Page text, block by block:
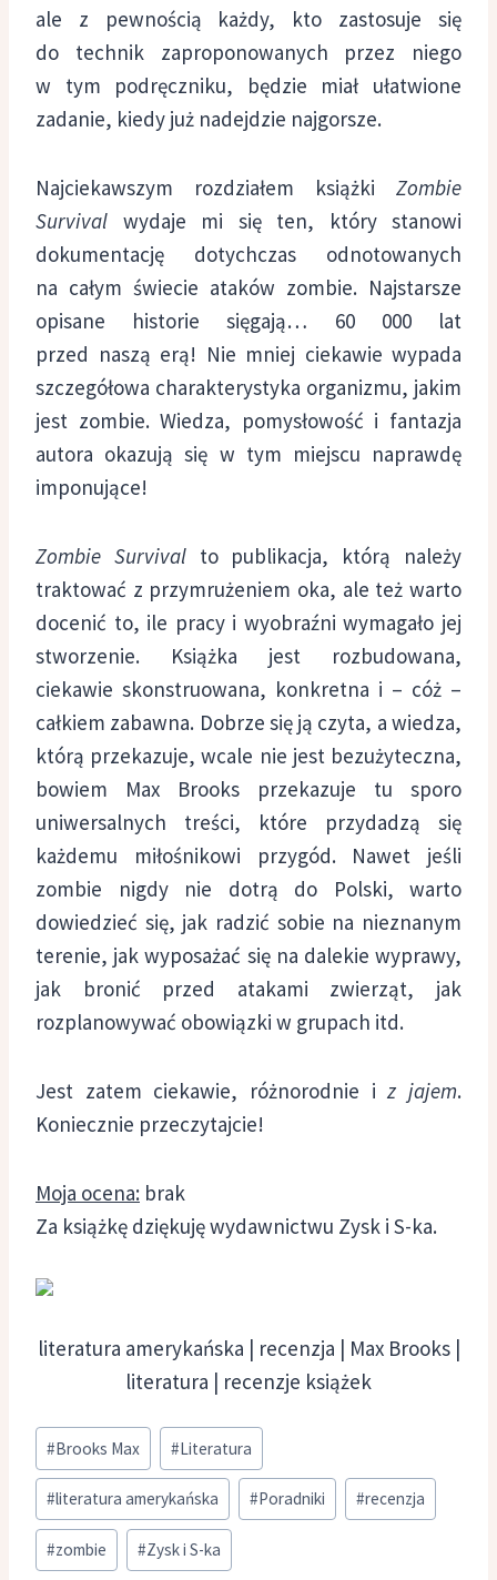
ale z pewnością każdy, kto zastosuje się
do technik zaproponowanych przez niego
w tym podręczniku, będzie miał ułatwione
zadanie, kiedy już nadejdzie najgorsze.
Najciekawszym rozdziałem książki Zombie
Survival wydaje mi się ten, który stanowi
dokumentację dotychczas odnotowanych
na całym świecie ataków zombie. Najstarsze
opisane historie sięgają… 60 000 lat
przed naszą erą! Nie mniej ciekawie wypada
szczegółowa charakterystyka organizmu, jakim
jest zombie. Wiedza, pomysłowość i fantazja
autora okazują się w tym miejscu naprawdę
imponujące!
Zombie Survivalto publikacja, którą należy
traktować z przymrużeniem oka, ale też warto
docenić to, ile pracy i wyobraźni wymagało jej
stworzenie. Książka jest rozbudowana,
ciekawie skonstruowana, konkretna i – cóż –
całkiem zabawna. Dobrze się ją czyta, a wiedza,
którą przekazuje, wcale nie jest bezużyteczna,
bowiem Max Brooks przekazuje tu sporo
uniwersalnych treści, które przydadzą się
każdemu miłośnikowi przygód. Nawet jeśli
zombie nigdy nie dotrą do Polski, warto
dowiedzieć się, jak radzić sobie na nieznanym
terenie, jak wyposażać się na dalekie wyprawy,
jak bronić przed atakami zwierząt, jak
rozplanowywać obowiązki w grupach itd.
Jest zatem ciekawie, różnorodnie iz jajem.
Koniecznie przeczytajcie!
Moja ocena: brak
Za książkę dziękuję wydawnictwu Zysk i S-ka.
literatura amerykańska | recenzja | Max Brooks |
literatura | recenzje książek
Tagi
wpisu:
#Brooks Max #Literatura
#literatura amerykańska #Poradniki #recenzja
#zombie #Zysk i S-ka